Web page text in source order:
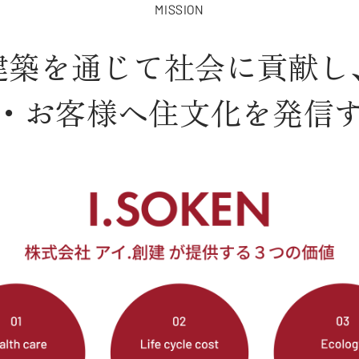
MISSION
を通じて社会に貢献し
お客様へ住文化を発信